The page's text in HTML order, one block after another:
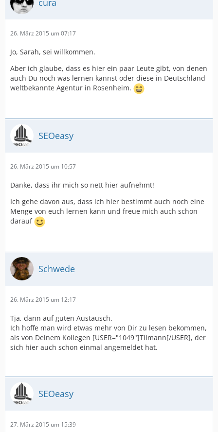
26. März 2015 um 07:17
Jo, Sarah, sei willkommen.
Aber ich glaube, dass es hier ein paar Leute gibt, von denen
auch Du noch was lernen kannst oder diese in Deutschland
weltbekannte Agentur in Rosenheim.
SEOeasy
26. März 2015 um 10:57
Danke, dass ihr mich so nett hier aufnehmt!
Ich gehe davon aus, dass ich hier bestimmt auch noch eine
Menge von euch lernen kann und freue mich auch schon
darauf
Schwede
26. März 2015 um 12:17
Tja, dann auf guten Austausch.
Ich hoffe man wird etwas mehr von Dir zu lesen bekommen,
als von Deinem Kollegen [USER="1049"]Tilmann[/USER], der
sich hier auch schon einmal angemeldet hat.
SEOeasy
27. März 2015 um 15:39